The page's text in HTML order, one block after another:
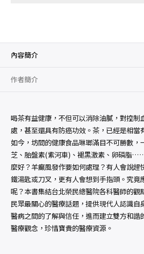
內容簡介
作者簡介
喝茶有益健康，不但可以消除油膩，對控制
處，甚至還具有防癌功效。茶，已經是相當
如今，坊間的健康食品琳瑯滿目不可勝數，
芝、胎盤素(紫河車)、褪黑激素、卵磷脂
麼好？羊癲風發作要如何處理？有人會說趕
鐵湯匙或刀叉，更有人會想到手指頭。究竟
呢？本書集結台北榮民總醫院各科醫師的觀
民眾最關心的醫療話題，提供現代人認識自
醫病之間的了解與信任，進而建立雙方和諧
醫療觀念，珍惜寶貴的醫療資源。